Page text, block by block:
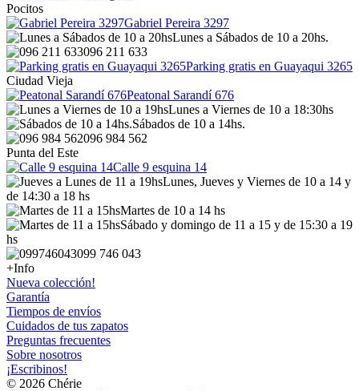
Pocitos
Gabriel Pereira 3297
Lunes a Sábados de 10 a 20hs.
096 211 633
Parking gratis en Guayaqui 3265
Ciudad Vieja
Peatonal Sarandí 676
Lunes a Viernes de 10 a 18:30hs
Sábados de 10 a 14hs.
096 984 562
Punta del Este
Calle 9 esquina 14
Lunes, Jueves y Viernes de 10 a 14 y
de 14:30 a 18 hs
Martes de 10 a 14 hs
Sábado y domingo de 11 a 15 y de 15:30 a 19
hs
099 746 043
+Info
Nueva colección!
Garantía
Tiempos de envíos
Cuidados de tus zapatos
Preguntas frecuentes
Sobre nosotros
¡Escribinos!
© 2026 Chérie